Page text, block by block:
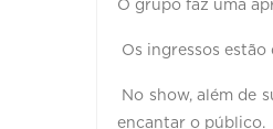
O grupo faz uma
Os ingressos
No show, além de
encantar o público.